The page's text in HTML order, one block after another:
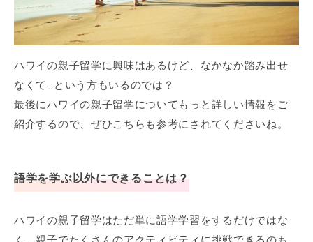
ハワイの親子留学に興味はあるけど、なかなか踏み出せ
なくて…という方もいるのでは？
最後にハワイの親子留学についてもっと詳しい情報をご
紹介するので、ぜひこちらも参考にされてくださいね。
語学を学ぶ以外にできることは？
ハワイの親子留学はただ単に語学学習をするだけではな